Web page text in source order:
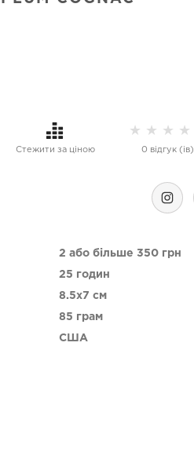
Стежити за ціною
★ ★ ★ ★
0 відгук (ів)
2 або більше 350 грн
25 годин
8.5x7 см
85 грам
США